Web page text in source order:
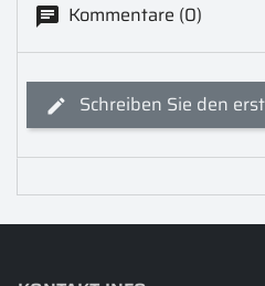
Kommentare (0)
Schreiben Sie den